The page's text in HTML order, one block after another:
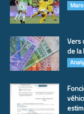
Vers
de la